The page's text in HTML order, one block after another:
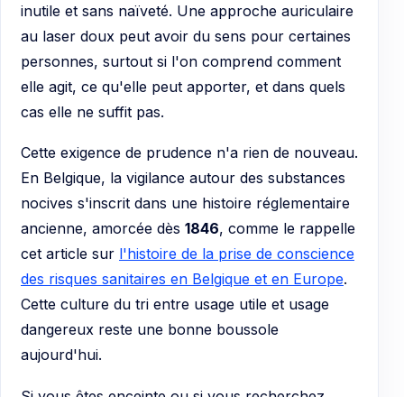
inutile et sans naïveté. Une approche auriculaire
au laser doux peut avoir du sens pour certaines
personnes, surtout si l'on comprend comment
elle agit, ce qu'elle peut apporter, et dans quels
cas elle ne suffit pas.
Cette exigence de prudence n'a rien de nouveau.
En Belgique, la vigilance autour des substances
nocives s'inscrit dans une histoire réglementaire
ancienne, amorcée dès 1846, comme le rappelle
cet article sur l'histoire de la prise de conscience
des risques sanitaires en Belgique et en Europe.
Cette culture du tri entre usage utile et usage
dangereux reste une bonne boussole
aujourd'hui.